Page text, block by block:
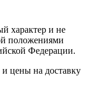
характер и не
положениями
Федерации.
цены на доставку